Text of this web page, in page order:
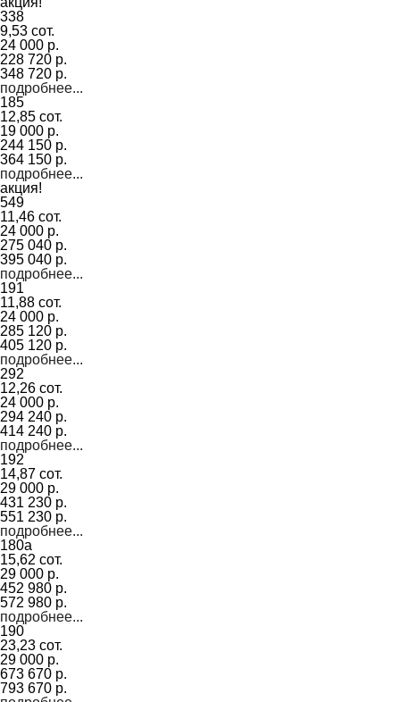
338
9,53 сот.
24 000 р.
228 720 р.
348 720 р.
подробнее...
185
12,85 сот.
19 000 р.
244 150 р.
364 150 р.
подробнее...
акция!
549
11,46 сот.
24 000 р.
275 040 р.
395 040 р.
подробнее...
191
11,88 сот.
24 000 р.
285 120 р.
405 120 р.
подробнее...
292
12,26 сот.
24 000 р.
294 240 р.
414 240 р.
подробнее...
192
14,87 сот.
29 000 р.
431 230 р.
551 230 р.
подробнее...
180а
15,62 сот.
29 000 р.
452 980 р.
572 980 р.
подробнее...
190
23,23 сот.
29 000 р.
673 670 р.
793 670 р.